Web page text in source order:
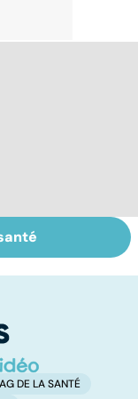
DE LA SANTÉ